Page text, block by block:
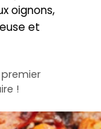
oignons,
et
!